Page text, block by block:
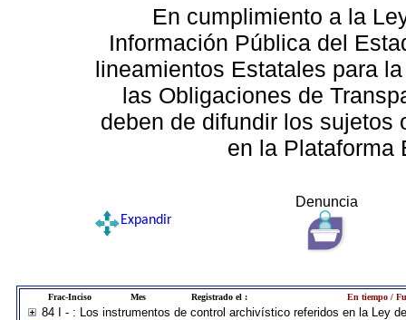
En cumplimiento a la
Información Pública del
lineamientos Estatales para
las Obligaciones de
deben de difundir los sujetos
en la Plataforma
Denuncia
Expandir
Frac-Inciso Mes Registrado el : En tiempo /
84 I - : Los instrumentos de control archivístico referidos en la Ley